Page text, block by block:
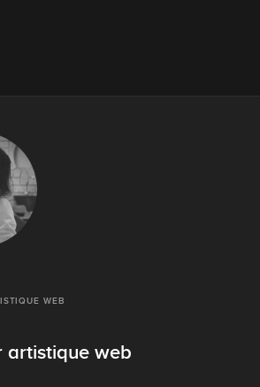
WEB
artistique web